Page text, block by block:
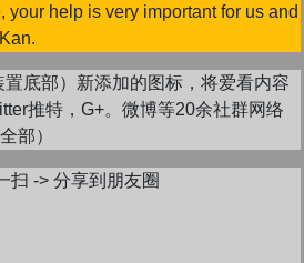
your help is very important for us and
底部）新添加的图标，将爱看内容
推特，G+。微博等20余社群网络
部）
扫 -> 分享到朋友圈